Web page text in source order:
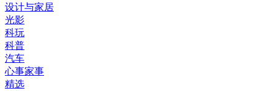
设计与家居
光影
科玩
科普
汽车
心事家事
精选